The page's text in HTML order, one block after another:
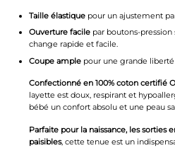
Taille élastiquepour un ajustement
Ouverture facilepar boutons-pression
change rapide et facile.
Coupe amplepour une grande
Confectionné en 100% coton certifié
layette est doux, respirant et
bébé un confort absolu et une peau
Parfaite pour la naissance, les sorties
paisibles, cette tenue est un